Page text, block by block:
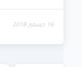
16 ديسمبر 2018